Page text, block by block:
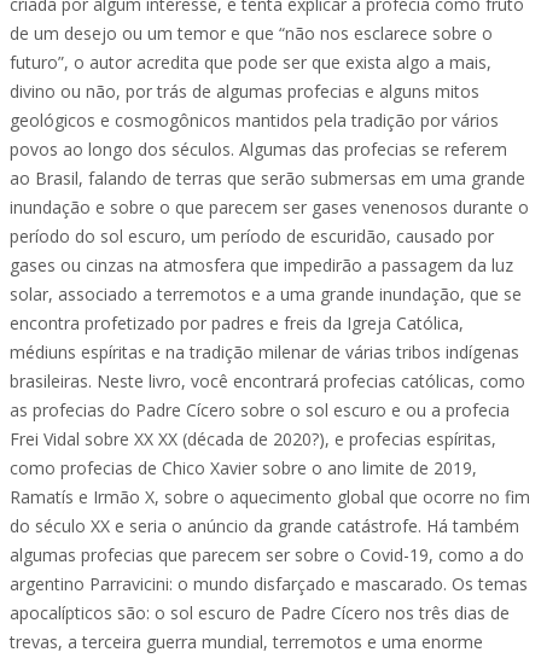
de um desejo ou um temor e que “não nos esclarece sobre o
futuro”, o autor acredita que pode ser que exista algo a mais,
divino ou não, por trás de algumas profecias e alguns mitos
geológicos e cosmogônicos mantidos pela tradição por vários
povos ao longo dos séculos. Algumas das profecias se referem
ao Brasil, falando de terras que serão submersas em uma grande
inundação e sobre o que parecem ser gases venenosos durante o
período do sol escuro, um período de escuridão, causado por
gases ou cinzas na atmosfera que impedirão a passagem da luz
solar, associado a terremotos e a uma grande inundação, que se
encontra profetizado por padres e freis da Igreja Católica,
médiuns espíritas e na tradição milenar de várias tribos indígenas
brasileiras. Neste livro, você encontrará profecias católicas, como
as profecias do Padre Cícero sobre o sol escuro e ou a profecia
Frei Vidal sobre XX XX (década de 2020?), e profecias espíritas,
como profecias de Chico Xavier sobre o ano limite de 2019,
Ramatís e Irmão X, sobre o aquecimento global que ocorre no fim
do século XX e seria o anúncio da grande catástrofe. Há também
algumas profecias que parecem ser sobre o Covid-19, como a do
argentino Parravicini: o mundo disfarçado e mascarado. Os temas
apocalípticos são: o sol escuro de Padre Cícero nos três dias de
trevas, a terceira guerra mundial, terremotos e uma enorme